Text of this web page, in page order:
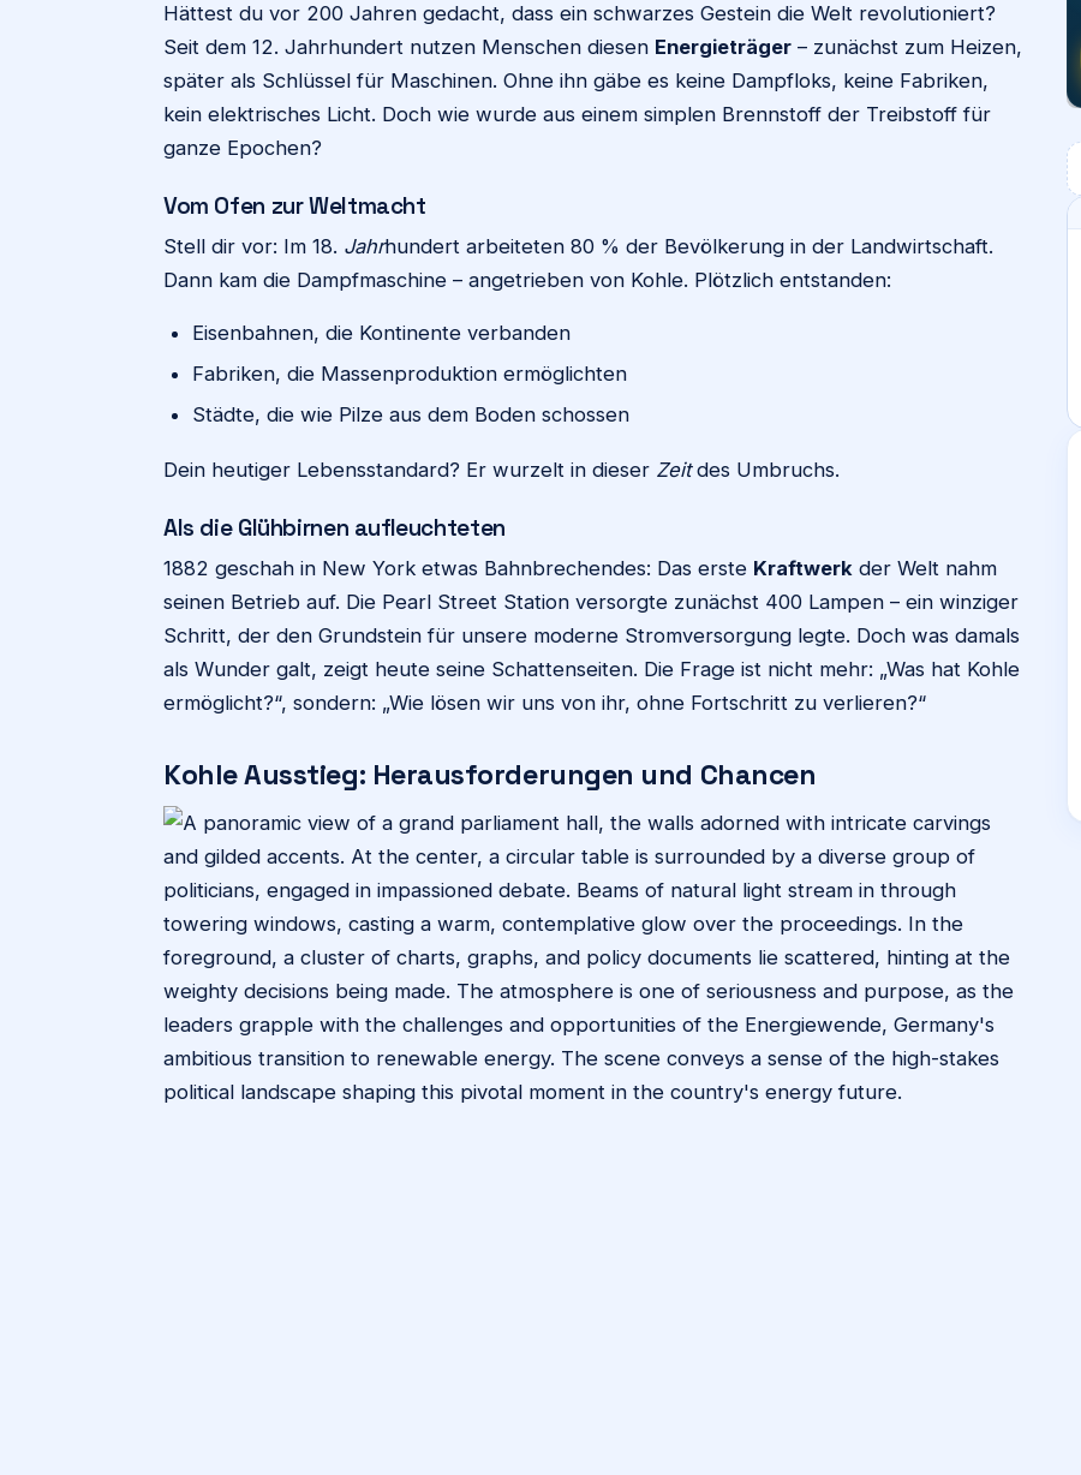
Hättest du vor 200 Jahren gedacht, dass ein schwarzes Gestein die Welt revolutioniert?
Seit dem 12. Jahrhundert nutzen Menschen diesen Energieträger – zunächst zum Heizen,
später als Schlüssel für Maschinen. Ohne ihn gäbe es keine Dampfloks, keine Fabriken,
kein elektrisches Licht. Doch wie wurde aus einem simplen Brennstoff der Treibstoff für
ganze Epochen?
Vom Ofen zur Weltmacht
Stell dir vor: Im 18. Jahrhundert arbeiteten 80 % der Bevölkerung in der Landwirtschaft.
Dann kam die Dampfmaschine – angetrieben von Kohle. Plötzlich entstanden:
Eisenbahnen, die Kontinente verbanden
Fabriken, die Massenproduktion ermöglichten
Städte, die wie Pilze aus dem Boden schossen
Dein heutiger Lebensstandard? Er wurzelt in dieser Zeitdes Umbruchs.
Als die Glühbirnen aufleuchteten
1882 geschah in New York etwas Bahnbrechendes: Das erste Kraftwerk der Welt nahm
seinen Betrieb auf. Die Pearl Street Station versorgte zunächst 400 Lampen – ein winziger
Schritt, der den Grundstein für unsere moderne Stromversorgung legte. Doch was damals
als Wunder galt, zeigt heute seine Schattenseiten. Die Frage ist nicht mehr: „Was hat Kohle
ermöglicht?“, sondern: „Wie lösen wir uns von ihr, ohne Fortschritt zu verlieren?“
Kohle Ausstieg: Herausforderungen und Chancen